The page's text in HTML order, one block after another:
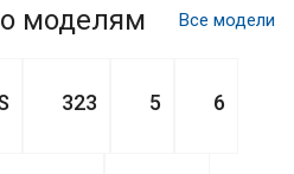
Все модели
моделям
323 5 6